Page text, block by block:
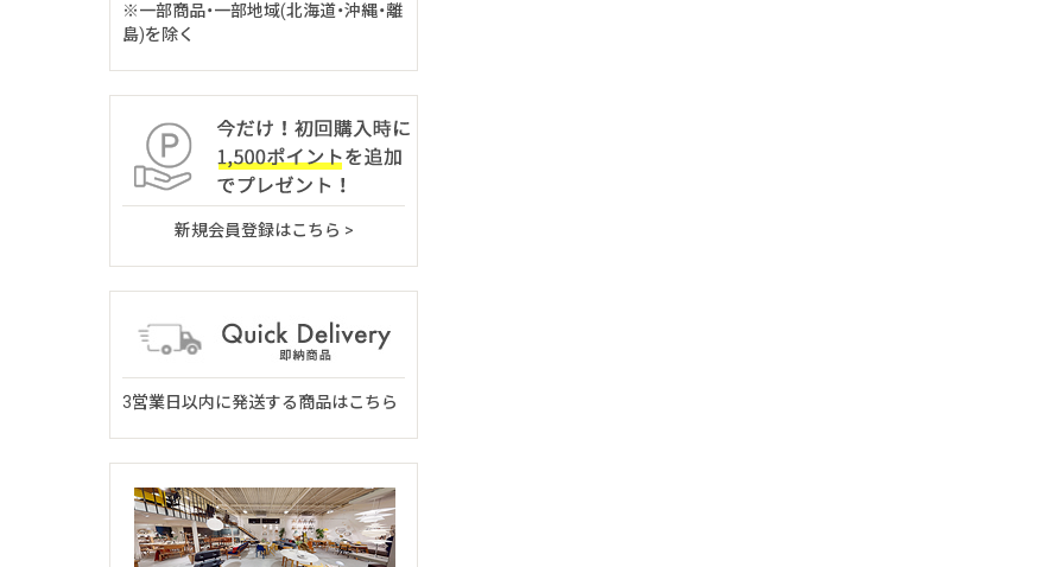
※一部商品・一部地域(北海道・沖縄・離
島)を除く
新規会員登録はこちら >
3営業日以内に発送する商品はこちら